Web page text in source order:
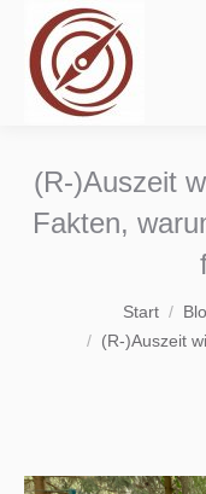
(R-)Auszeit
Fakten,
Sie befinden
Start
(R-)Auszeit